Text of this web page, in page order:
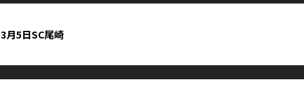
3月5日SC尾崎